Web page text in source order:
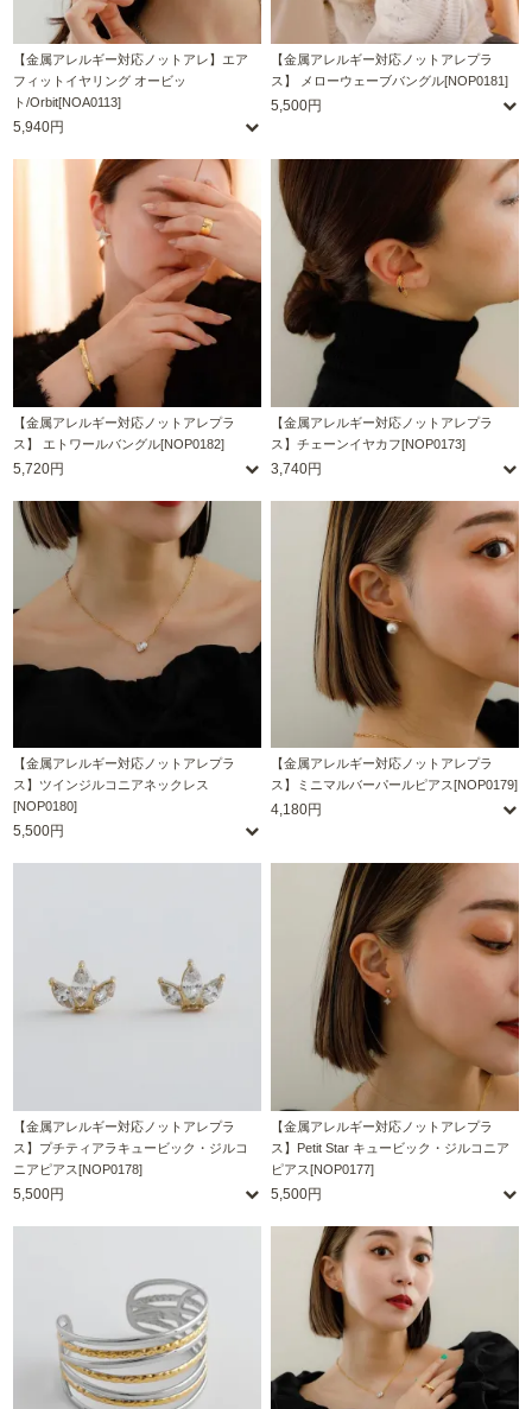
【金属アレルギー対応ノットアレ】エア
フィットイヤリング オービッ
ト/Orbit[NOA0113]
5,940円
【金属アレルギー対応ノットアレプラ
ス】 メローウェーブバングル[NOP0181]
5,500円
【金属アレルギー対応ノットアレプラ
ス】 エトワールバングル[NOP0182]
5,720円
【金属アレルギー対応ノットアレプラ
ス】チェーンイヤカフ[NOP0173]
3,740円
【金属アレルギー対応ノットアレプラ
ス】ツインジルコニアネックレス
[NOP0180]
5,500円
【金属アレルギー対応ノットアレプラ
ス】ミニマルバーパールピアス[NOP0179]
4,180円
【金属アレルギー対応ノットアレプラ
ス】プチティアラキュービック・ジルコ
ニアピアス[NOP0178]
5,500円
【金属アレルギー対応ノットアレプラ
ス】Petit Star キュービック・ジルコニア
ピアス[NOP0177]
5,500円